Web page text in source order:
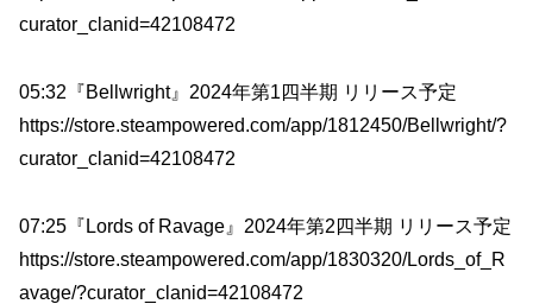
curator_clanid=42108472
05:32『Bellwright』2024年第1四半期 リリース予定
https://store.steampowered.com/app/1812450/Bellwright/?
curator_clanid=42108472
07:25『Lords of Ravage』2024年第2四半期 リリース予定
https://store.steampowered.com/app/1830320/Lords_of_R
avage/?curator_clanid=42108472